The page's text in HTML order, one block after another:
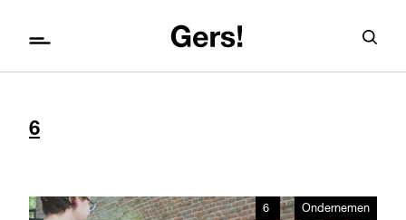
6
6 Ondernemen